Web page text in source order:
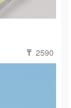
₸ 2590